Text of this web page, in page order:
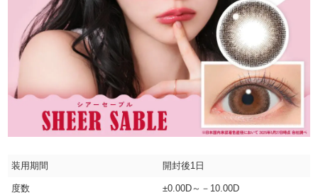
装用期間 開封後1日
度数 ±0.00D～－10.00D